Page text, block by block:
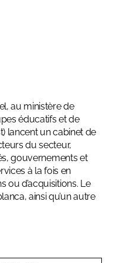
au ministère de
éducatifs et de
lancent un cabinet de
du secteur,
gouvernements et
à la fois en
ou d’acquisitions. Le
ainsi qu’un autre